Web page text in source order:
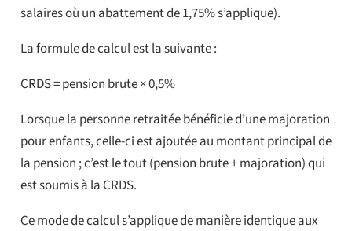
salaires où un abattement de 1,75% s’applique).
La formule de calcul est la suivante :
CRDS = pension brute × 0,5%
Lorsque la personne retraitée bénéficie d’une majoration
pour enfants, celle-ci est ajoutée au montant principal de
la pension ; c’est le tout (pension brute + majoration) qui
est soumis à la CRDS.
Ce mode de calcul s’applique de manière identique aux